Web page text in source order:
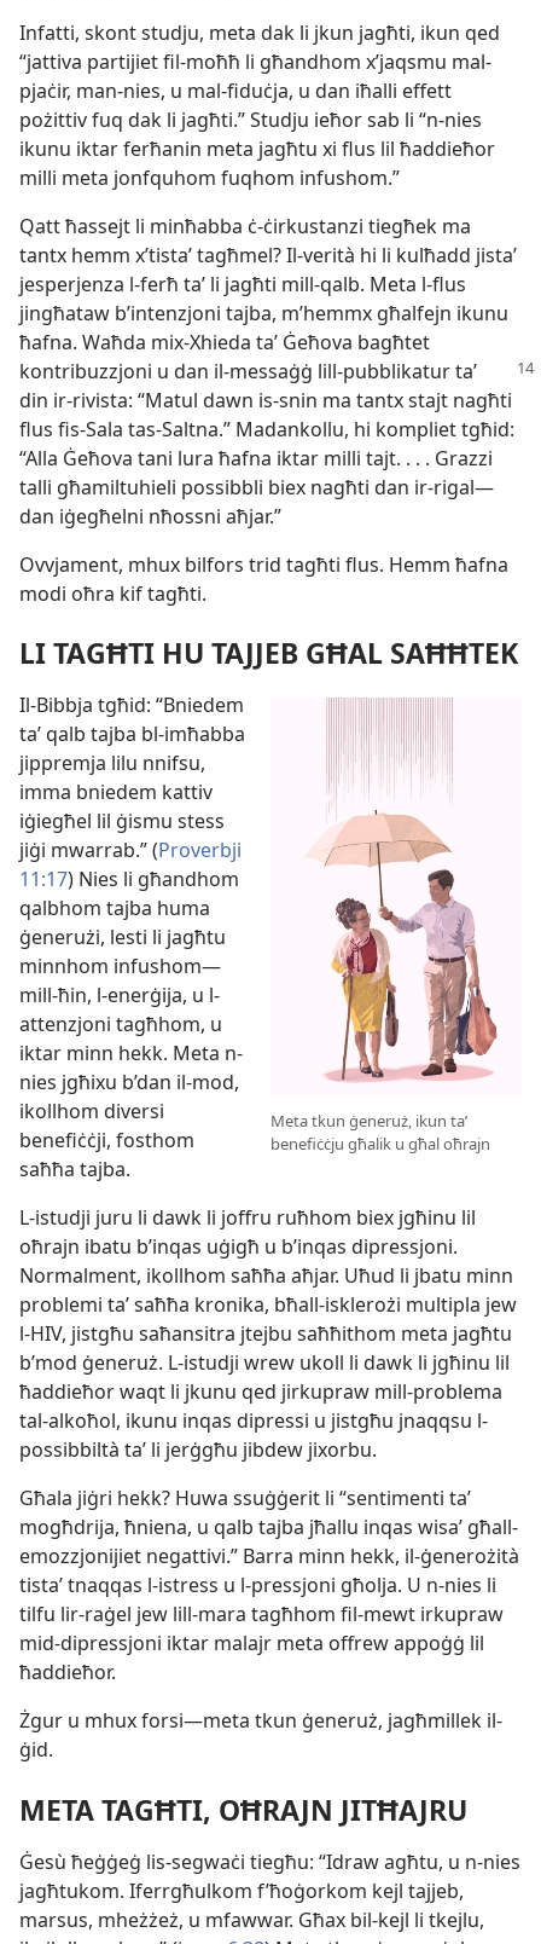
Infatti, skont studju, meta dak li jkun jagħti, ikun qed
“jattiva partijiet fil-​moħħ li għandhom x’jaqsmu mal-​
pjaċir, man-​nies, u mal-​fiduċja, u dan iħalli effett
pożittiv fuq dak li jagħti.” Studju ieħor sab li “n-​nies
ikunu iktar ferħanin meta jagħtu xi flus lil ħaddieħor
milli meta jonfquhom fuqhom infushom.”
Qatt ħassejt li minħabba ċ-​ċirkustanzi tiegħek ma
tantx hemm x’tistaʼ tagħmel? Il-​verità hi li kulħadd jistaʼ
jesperjenza l-​ferħ taʼ li jagħti mill-​qalb. Meta l-​flus
jingħataw b’intenzjoni tajba, m’hemmx għalfejn ikunu
ħafna. Waħda mix-​Xhieda taʼ Ġeħova bagħtet
kontribuzzjoni u dan il-​messaġġ lill-​pubblikatur taʼ
din ir-​rivista: “Matul dawn is-​snin ma tantx stajt nagħti
flus fis-​Sala tas-​Saltna.” Madankollu, hi kompliet tgħid:
“Alla Ġeħova tani lura ħafna iktar milli tajt. . . . Grazzi
talli għamiltuhieli possibbli biex nagħti dan ir-​rigal—
dan iġegħelni nħossni aħjar.”
Ovvjament, mhux bilfors trid tagħti flus. Hemm ħafna
modi oħra kif tagħti.
LI TAGĦTI HU TAJJEB GĦAL SAĦĦTEK
Meta tkun ġeneruż, ikun taʼ
benefiċċju għalik u għal oħrajn
Il-​Bibbja tgħid: “Bniedem
taʼ qalb tajba bl-​imħabba
jippremja lilu nnifsu,
imma bniedem kattiv
iġiegħel lil ġismu stess
jiġi mwarrab.” (Proverbji
11:17) Nies li għandhom
qalbhom tajba huma
ġenerużi, lesti li jagħtu
minnhom infushom—
mill-​ħin, l-​enerġija, u l-​
attenzjoni tagħhom, u
iktar minn hekk. Meta n-​
nies jgħixu b’dan il-​mod,
ikollhom diversi
benefiċċji, fosthom
saħħa tajba.
L-​istudji juru li dawk li joffru ruħhom biex jgħinu lil
oħrajn ibatu b’inqas uġigħ u b’inqas dipressjoni.
Normalment, ikollhom saħħa aħjar. Uħud li jbatu minn
problemi taʼ saħħa kronika, bħall-​isklerożi multipla jew
l-​HIV, jistgħu saħansitra jtejbu saħħithom meta jagħtu
b’mod ġeneruż. L-​istudji wrew ukoll li dawk li jgħinu lil
ħaddieħor waqt li jkunu qed jirkupraw mill-​problema
tal-​alkoħol, ikunu inqas dipressi u jistgħu jnaqqsu l-​
possibbiltà taʼ li jerġgħu jibdew jixorbu.
Għala jiġri hekk? Huwa ssuġġerit li “sentimenti taʼ
mogħdrija, ħniena, u qalb tajba jħallu inqas wisaʼ għall-​
emozzjonijiet negattivi.” Barra minn hekk, il-​ġenerożità
tistaʼ tnaqqas l-​istress u l-​pressjoni għolja. U n-​nies li
tilfu lir-​raġel jew lill-​mara tagħhom fil-​mewt irkupraw
mid-​dipressjoni iktar malajr meta offrew appoġġ lil
ħaddieħor.
Żgur u mhux forsi—meta tkun ġeneruż, jagħmillek il-​
ġid.
META TAGĦTI, OĦRAJN JITĦAJRU
Ġesù ħeġġeġ lis-​segwaċi tiegħu: “Idraw agħtu, u n-​nies
jagħtukom. Iferrgħulkom f’ħoġorkom kejl tajjeb,
marsus, mheżżeż, u mfawwar. Għax bil-​kejl li tkejlu,